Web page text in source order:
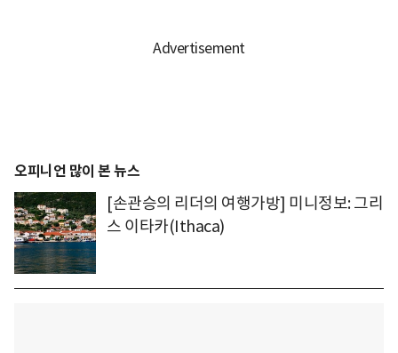
오피니언 많이 본 뉴스
[손관승의 리더의 여행가방] 미니정보: 그리
스 이타카(Ithaca)